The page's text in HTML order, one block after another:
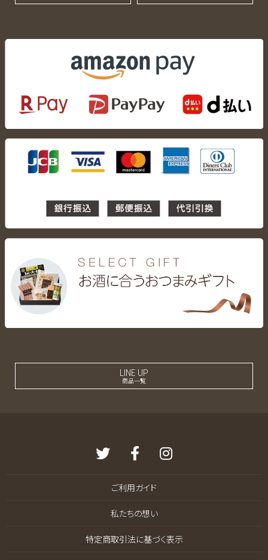
LINE UP
商品一覧
ご利用ガイド
私たちの想い
特定商取引法に基づく表示